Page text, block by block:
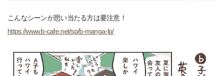
こんなシーンが思い当たる方は要注意！
https://www.b-cafe.net/sp/b-manga-lp/